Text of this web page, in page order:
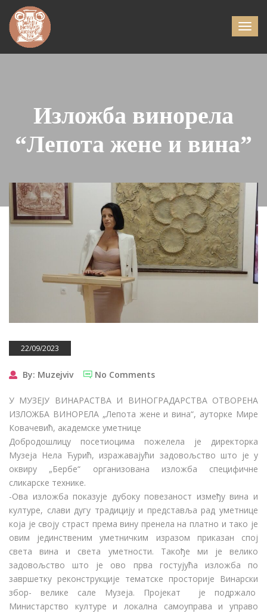
Изложба винорела
“Лепота жене и вина”
22/09/2023
By: Muzejviv No Comments
У МУЗЕЈУ ВИНАРАСТВА И ВИНОГРАДАРСТВА ОТВОРЕНА
ИЗЛОЖБА ВИНОРЕЛА „Лепота жене и вина“, ауторке Мире
Ковачевић, академске уметнице
Добродошлицу посетиоцима пожелела је директорка
Музеја Нела Ћурић, изражавајући задовољство што је у
оквиру „Бербе“ организована изложба специфичне
сликарске технике.
-Ова изложба показује дубоку повезаност између вина и
културе, слави дугу традицију и представља рад уметнице
која је своју страст према вину пренела на платно и тако је
овим јединственим уметничким изразом приказан спој
света вина и света уметности. Такође ми је велико
задовољство што је ово прва гостујућа изложба по
завршетку реконструкције тематске просторије Винарски
збор- велике сале Музеја. Пројекат је подржало
Министарство културе и локална самоуправа и управо